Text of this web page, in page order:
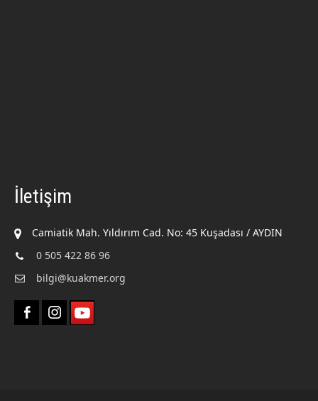
İletişim
Camiatik Mah. Yıldırım Cad. No: 45 Kuşadası / AYDIN
0 505 422 86 96
bilgi@kuakmer.org